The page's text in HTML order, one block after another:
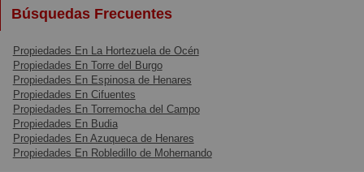
Búsquedas Frecuentes
Propiedades En La Hortezuela de Océn
Propiedades En Torre del Burgo
Propiedades En Espinosa de Henares
Propiedades En Cifuentes
Propiedades En Torremocha del Campo
Propiedades En Budia
Propiedades En Azuqueca de Henares
Propiedades En Robledillo de Mohernando